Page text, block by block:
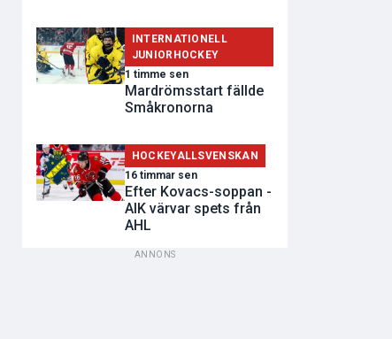
INTERNATIONELL
JUNIORHOCKEY
1 timme sen
Mardrömsstart fällde
Småkronorna
HOCKEYALLSVENSKAN
16 timmar sen
Efter Kovacs-soppan -
AIK värvar spets från
AHL
ANNONS